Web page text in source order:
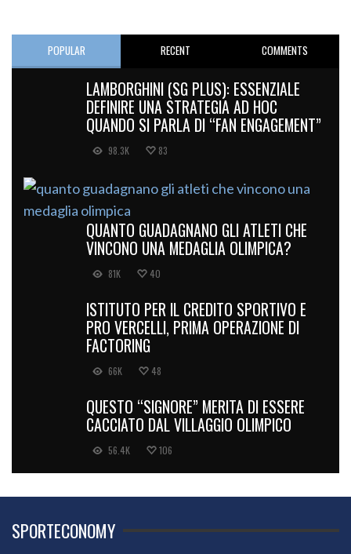
POPULAR RECENT COMMENTS
LAMBORGHINI (SG PLUS): ESSENZIALE
DEFINIRE UNA STRATEGIA AD HOC
QUANDO SI PARLA DI “FAN ENGAGEMENT”
98.3K 83
QUANTO GUADAGNANO GLI ATLETI CHE
VINCONO UNA MEDAGLIA OLIMPICA?
81K 40
ISTITUTO PER IL CREDITO SPORTIVO E
PRO VERCELLI, PRIMA OPERAZIONE DI
FACTORING
66K 48
QUESTO “SIGNORE” MERITA DI ESSERE
CACCIATO DAL VILLAGGIO OLIMPICO
56.4K 106
SPORTECONOMY